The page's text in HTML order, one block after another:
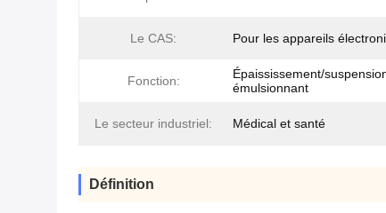
Le CAS: Pour les appareils
Fonction:
Épaississement/
émulsionnant
Le secteur industriel: Médical et santé
Définition